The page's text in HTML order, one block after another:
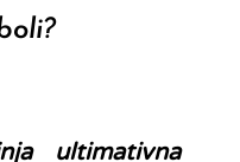
ultimativna